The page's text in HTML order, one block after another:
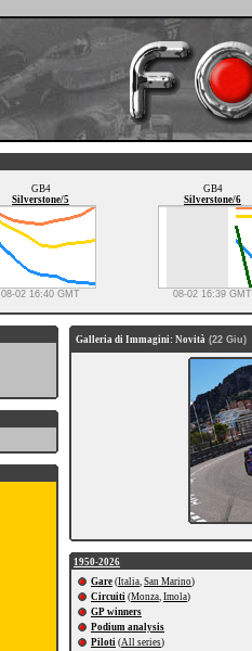
GB4
Silverstone/5
08-02 16:40 GMT
GB4
Silverstone/6
08-02 16:39 GMT
Galleria di Immagini: Novità (22 Giu)
1950-2026
Gare (Italia, San Marino)
Circuiti (Monza, Imola)
GP winners
Podium analysis
Piloti (All series)